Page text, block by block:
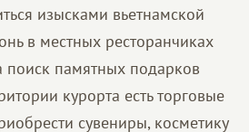
изысками вьетнамской
в местных ресторанчиках
поиск памятных подарков
курорта есть торговые
сувениры, косметику